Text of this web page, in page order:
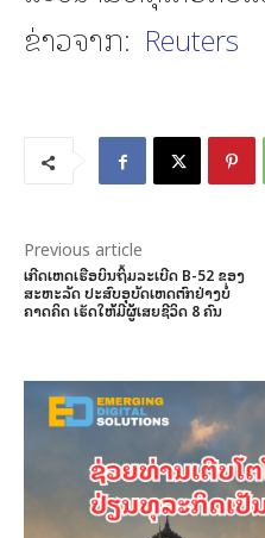
ຂ່າວຈາກ: Reuters
Previous article
ເກີດເຫດເຮືອບິນຖິ້ມລະເບີດ B-52 ຂອງ
ສະຫະລັດ ປະສົບອຸບັດເຫດຕົກຢ່າງບໍ່
ຄາດຄິດ ເຮັດໃຫ້ມີຜູ້ເສຍຊີວິດ 8 ຄົນ